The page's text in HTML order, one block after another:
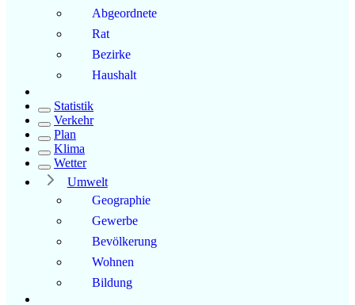
Abgeordnete
Rat
Bezirke
Haushalt
Statistik
Verkehr
Plan
Klima
Wetter
Umwelt
Geographie
Gewerbe
Bevölkerung
Wohnen
Bildung